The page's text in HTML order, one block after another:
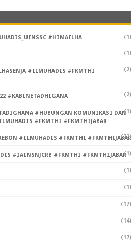
#HIMAILHA (1)
(1)
#ILMUHADIS #FKMTHI
(2)
#KABINETADHIGANA (2)
#HUBUNGAN KOMUNIKASI DAN
#FKMTHI #FKMTHIJABAR
(1)
#ILMUHADIS #FKMTHI #FKMTHIJABAR
(22)
#IAINSNJCRB #FKMTHI #FKMTHIJABAR(1)
(1)
(1)
(17)
(14)
(17)